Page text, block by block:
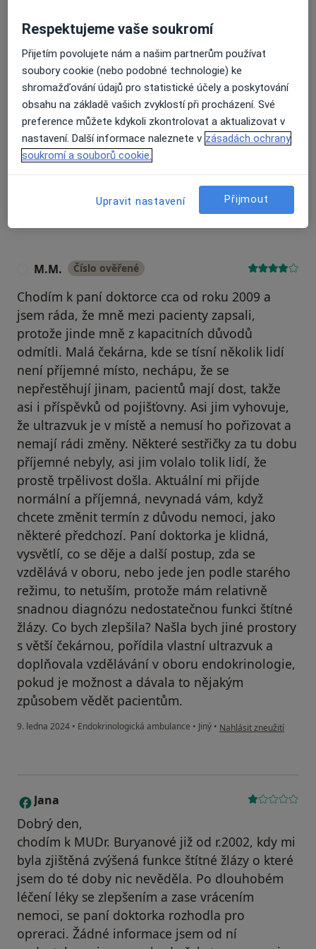
Recenze pacientů jsou pro nás důležité.
Specialisté nemají možnost zaplatit za
odstranění nebo změnu recenze pacienta.
Další informace. Další informace o názorech
M.M. Číslo ověřené
Chodím k paní doktorce cca od roku 2009 a
jsem ráda, že mně mezi pacienty zapsali,
protože jinde mně z kapacitních důvodů
odmítli. Malá čekárna, kde se tísní několik lidí
není příjemné místo, nechápu, že se
nepřestěhují jinam, pacientů mají dost, takže
asi i příspěvků od pojišťovny. Asi jim vyhovuje,
že ultrazvuk je v místě a nemusí ho pořizovat a
nemají rádi změny. Některé sestřičky za tu dobu
příjemné nebyly, asi jim volalo tolik lidí, že
prostě trpělivost došla. Aktuální mi přijde
normální a příjemná, nevynadá vám, když
chcete změnit termín z důvodu nemoci, jako
některé předchozí. Paní doktorka je klidná,
vysvětlí, co se děje a další postup, zda se
vzdělává v oboru, nebo jede jen podle starého
režimu, to netuším, protože mám relativně
snadnou diagnózu nedostatečnou funkci štítné
žlázy. Co bych zlepšila? Našla bych jiné prostory
s větší čekárnou, pořídila vlastní ultrazvuk a
doplňovala vzdělávání v oboru endokrinologie,
pokud je možnost a dávala to nějakým
způsobem vědět pacientům.
9. ledna 2024 • Endokrinologická ambulance • Jiný • podle názoru uživatele
Nahlásit zneužití
J Jana
Dobrý den,
chodím k MUDr. Buryanové již od r.2002, kdy mi
byla zjištěná zvýšená funkce štítné žlázy o které
jsem do té doby nic nevěděla. Po dlouhobém
léčení léky se zlepšením a zase vrácením
nemoci, se paní doktorka rozhodla pro
opreraci. Žádné informace jsem od ní
Respektujeme vaše soukromí
Přijetím povolujete nám a našim partnerům používat
soubory cookie (nebo podobné technologie) ke
shromažďování údajů pro statistické účely a poskytování
obsahu na základě vašich zvyklostí při procházení. Své
preference můžete kdykoli zkontrolovat a aktualizovat v
nastavení. Další informace naleznete v zásadách ochrany
soukromí a souborů cookie.
Upravit nastavení Přijmout